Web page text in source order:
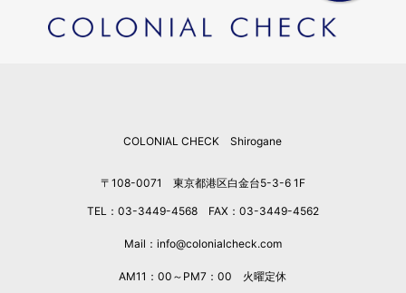
2026年1月
2025年12月
COLONIAL CHECK Shirogane
〒108-0071 東京都港区白金台5-3-6 1F
TEL：03-3449-4568 FAX：03-3449-4562
Mail：info@colonialcheck.com
AM11：00～PM7：00 火曜定休